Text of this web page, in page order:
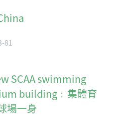
81
SCAA swimming
building﹕集體育
場一身